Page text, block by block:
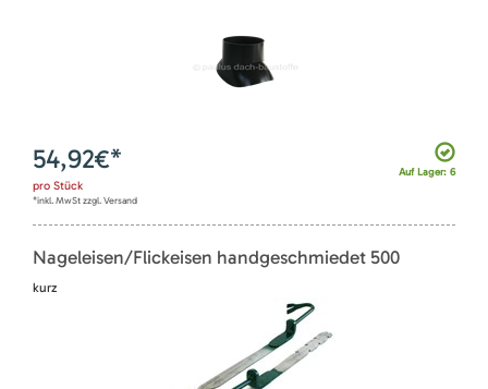
Auf Lager: 6
54,92€*
pro Stück
*inkl. MwSt zzgl. Versand
Nageleisen/Flickeisen handgeschmiedet 500
kurz